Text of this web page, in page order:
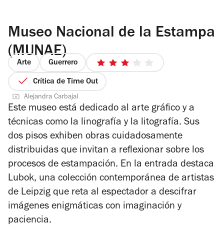
Museo Nacional de la Estampa
(MUNAE)
Arte Guerrero
3
estrellas
Crítica de Time Out
Alejandra Carbajal
Este museo está dedicado al arte gráfico y a
técnicas como la linografía y la litografía. Sus
dos pisos exhiben obras cuidadosamente
distribuidas que invitan a reflexionar sobre los
procesos de estampación. En la entrada destaca
Lubok, una colección contemporánea de artistas
de Leipzig que reta al espectador a descifrar
imágenes enigmáticas con imaginación y
paciencia.